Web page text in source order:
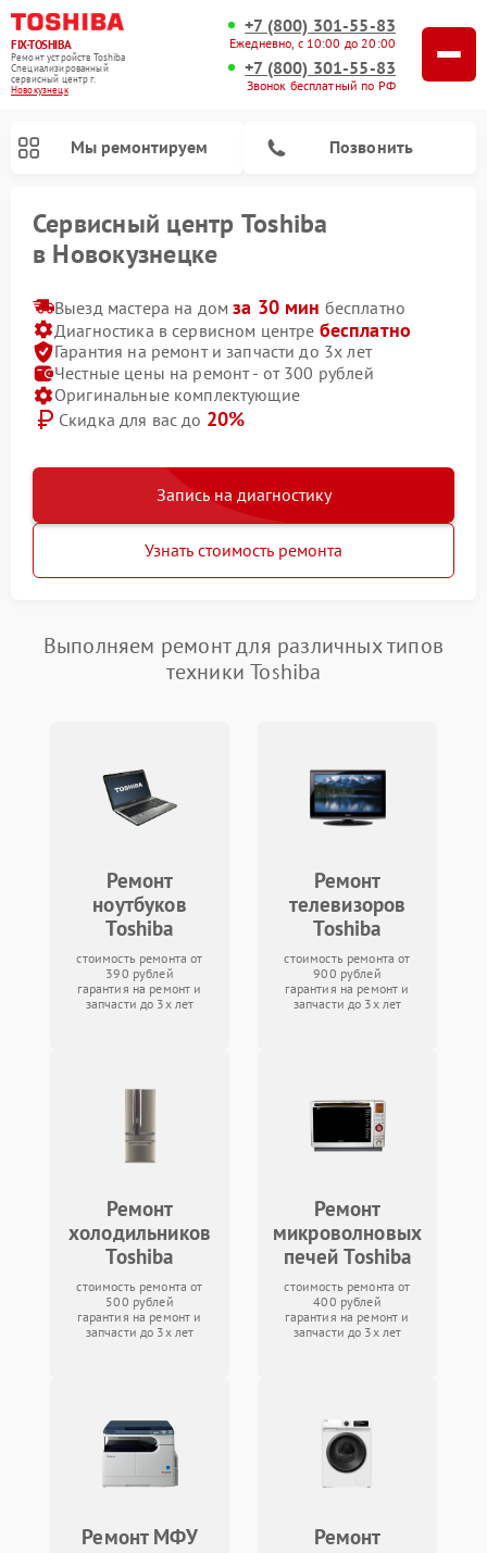
FIX-TOSHIBA
Ремонт устройств Toshiba
Специализированный
cервисный центр г.
Новокузнецк
+7 (800) 301-55-83
Ежедневно, с 10:00 до 20:00
+7 (800) 301-55-83
Звонок бесплатный по РФ
Мы ремонтируем Позвонить
Сервисный центр Toshiba
в Новокузнецке
Выезд мастера на домза 30 мин бесплатно
Диагностика в сервисном центре бесплатно
Гарантия на ремонт и запчасти до 3х лет
Честные цены на ремонт - от 300 рублей
Оригинальные комплектующие
Скидка для вас до 20%
Запись на диагностику
Узнать стоимость ремонта
Выполняем ремонт для различных типов
техники Toshiba
Ремонт
ноутбуков
Toshiba
стоимость ремонта от
390 рублей
гарантия на ремонт и
запчасти до 3х лет
Ремонт
телевизоров
Toshiba
стоимость ремонта от
900 рублей
гарантия на ремонт и
запчасти до 3х лет
Ремонт
холодильников
Toshiba
стоимость ремонта от
500 рублей
гарантия на ремонт и
запчасти до 3х лет
Ремонт
микроволновых
печей Toshiba
стоимость ремонта от
400 рублей
гарантия на ремонт и
запчасти до 3х лет
Ремонт МФУ
Ремонт